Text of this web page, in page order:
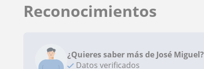
Reconocimientos
¿Quieres saber más de José Miguel?
Datos verificados